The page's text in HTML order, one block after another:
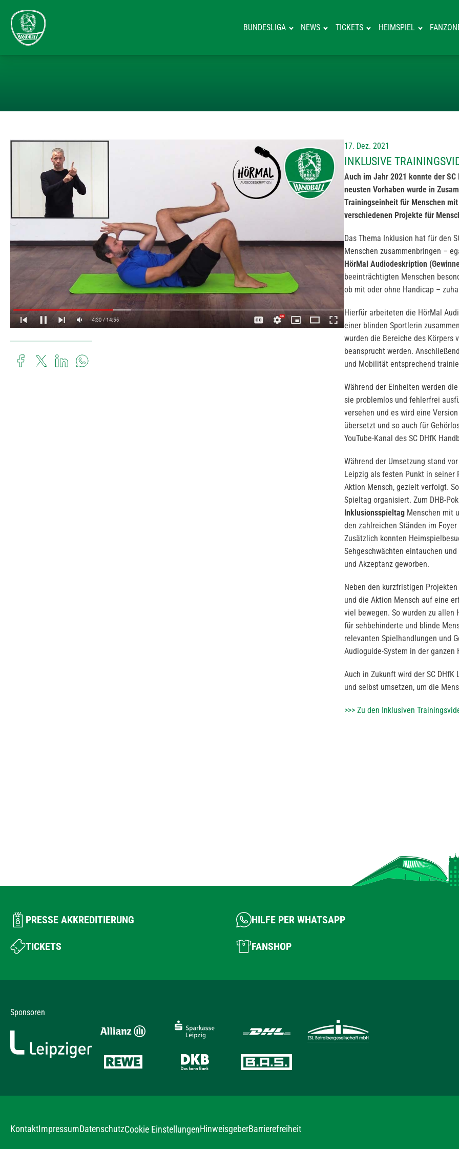
BUNDESLIGA NEWS TICKETS HEIMSPIEL
17. Dez. 2021
INKLUSIVE
Auch im Jahr 2021 konnte der
neusten Vorhaben wurde in
Trainingseinheit für Menschen
verschiedenen Projekte für
Das Thema Inklusion hat für den
Menschen zusammenbringen –
HörMal Audiodeskription
beeinträchtigten Menschen
ob mit oder ohne Handicap –
Hierfür arbeiteten die HörMal
einer blinden Sportlerin
wurden die Bereiche des Körpers
beansprucht werden.
und Mobilität entsprechend
Während der Einheiten werden
sie problemlos und fehlerfrei
versehen und es wird eine
übersetzt und so auch für
YouTube-Kanal des SC DHfK
Während der Umsetzung stand
Leipzig als festen Punkt in seiner
Aktion Mensch, gezielt verfolgt.
Spieltag organisiert. Zum DHB-
Inklusionsspieltag Menschen mit
den zahlreichen Ständen im
Zusätzlich konnten
Sehgeschwächten eintauchen
und Akzeptanz geworben.
Neben den kurzfristigen
und die Aktion Mensch auf eine
viel bewegen. So wurden zu
für sehbehinderte und blinde
relevanten Spielhandlungen und
Audioguide-System in der
Auch in Zukunft wird der SC
und selbst umsetzen, um die
>>> Zu den Inklusiven
PRESSE AKKREDITIERUNG HILFE PER WHATSAPP
TICKETS FANSHOP
Sponsoren
KontaktImpressumDatenschutzCookie EinstellungenHinweisgeberBarrierefreiheit